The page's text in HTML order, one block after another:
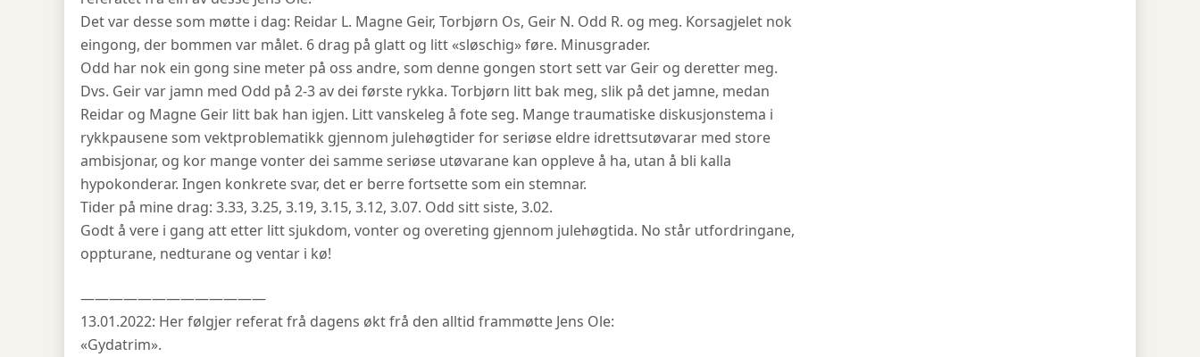
Det var desse som møtte i dag: Reidar L. Magne Geir, Torbjørn Os, Geir N. Odd R. og meg. Korsagjelet nok
eingong, der bommen var målet. 6 drag på glatt og litt «sløschig» føre. Minusgrader.
Odd har nok ein gong sine meter på oss andre, som denne gongen stort sett var Geir og deretter meg.
Dvs. Geir var jamn med Odd på 2-3 av dei første rykka. Torbjørn litt bak meg, slik på det jamne, medan
Reidar og Magne Geir litt bak han igjen. Litt vanskeleg å fote seg. Mange traumatiske diskusjonstema i
rykkpausene som vektproblematikk gjennom julehøgtider for seriøse eldre idrettsutøvarar med store
ambisjonar, og kor mange vonter dei samme seriøse utøvarane kan oppleve å ha, utan å bli kalla
hypokonderar. Ingen konkrete svar, det er berre fortsette som ein stemnar.
Tider på mine drag: 3.33, 3.25, 3.19, 3.15, 3.12, 3.07. Odd sitt siste, 3.02.
Godt å vere i gang att etter litt sjukdom, vonter og overeting gjennom julehøgtida. No står utfordringane,
oppturane, nedturane og ventar i kø!
—————————————
13.01.2022: Her følgjer referat frå dagens økt frå den alltid frammøtte Jens Ole:
«Gydatrim».